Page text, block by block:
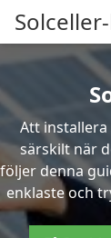
Att installera
särskilt när
följer denna
enklaste och